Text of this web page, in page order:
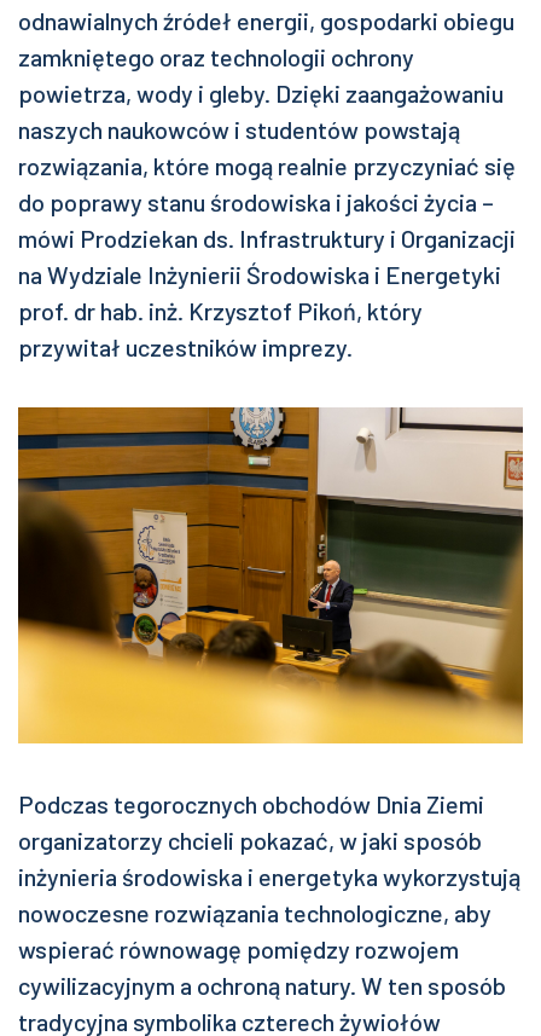
odnawialnych źródeł energii, gospodarki obiegu
zamkniętego oraz technologii ochrony
powietrza, wody i gleby. Dzięki zaangażowaniu
naszych naukowców i studentów powstają
rozwiązania, które mogą realnie przyczyniać się
do poprawy stanu środowiska i jakości życia –
mówi Prodziekan ds. Infrastruktury i Organizacji
na Wydziale Inżynierii Środowiska i Energetyki
prof. dr hab. inż. Krzysztof Pikoń, który
przywitał uczestników imprezy.
Podczas tegorocznych obchodów Dnia Ziemi
organizatorzy chcieli pokazać, w jaki sposób
inżynieria środowiska i energetyka wykorzystują
nowoczesne rozwiązania technologiczne, aby
wspierać równowagę pomiędzy rozwojem
cywilizacyjnym a ochroną natury. W ten sposób
tradycyjna symbolika czterech żywiołów